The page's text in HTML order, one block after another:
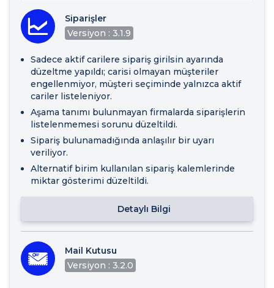
Siparişler
Versiyon : 3.1.9
Sadece aktif carilere sipariş girilsin ayarında
düzeltme yapıldı; carisi olmayan müşteriler
engellenmiyor, müşteri seçiminde yalnızca aktif
cariler listeleniyor.
Aşama tanımı bulunmayan firmalarda siparişlerin
listelenmemesi sorunu düzeltildi.
Sipariş bulunamadığında anlaşılır bir uyarı
veriliyor.
Alternatif birim kullanılan sipariş kalemlerinde
miktar gösterimi düzeltildi.
Detaylı Bilgi
Mail Kutusu
Versiyon : 3.2.0